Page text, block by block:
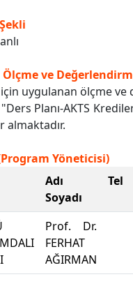
Ölçme ve
uygulanan ölçme
Planı-AKTS
almaktadır.
Yöneticisi)
Adı
Soyadı
Tel
Prof. Dr.
FERHAT
AĞIRMAN